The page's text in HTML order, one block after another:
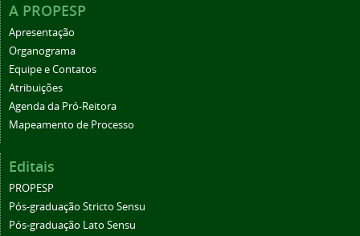
A PROPESP
Apresentação
Organograma
Equipe e Contatos
Atribuições
Agenda da Pró-Reitora
Mapeamento de Processo
Editais
PROPESP
Pós-graduação Stricto Sensu
Pós-graduação Lato Sensu